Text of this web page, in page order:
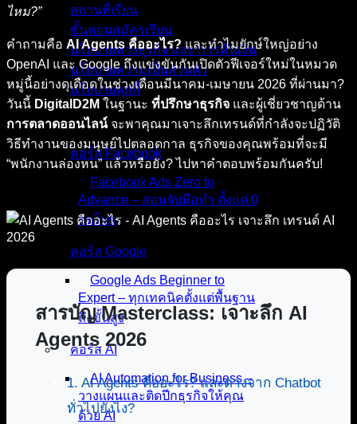
สถานที่เรียน
ขั้นตอนสมัครเรียน
นโยบายทางธุรกิจ และ การคืนเงิน
นโยบายความเป็นส่วนตัว
นโยบายคุกกี้
คอร์สทั้งหมด
คอร์ส Facebook
Facebook Ads Zero to
Advance – สอนจับมือทำ ตั้งแต่ 0
จนโปร
คอร์ส Google
Google Ads Beginner to
Expert – ทุกเทคนิคตั้งแต่พื้นฐาน
ถึงขั้นสูง
คอร์ส AI
AI Automation for Business –
วางแผนและติดปีกธุรกิจให้คุณ
ด้วย AI
ไหม?”
คำถามคือ AI Agents คืออะไร?และทำไมยักษ์ใหญ่อย่าง
OpenAI และ Google ถึงแข่งขันกันเปิดตัวฟีเจอร์ใหม่ในหมวด
หมู่นี้อย่างดุเดือดในช่วงเดือนมีนาคม-เมษายน 2026 ที่ผ่านมา?
วันนี้ DigitalD2M ในฐานะ ที่ปรึกษาธุรกิจ และผู้เชี่ยวชาญด้าน
การตลาดออนไลน์จะพาคุณมาเจาะลึกเทรนด์ที่กำลังจะปฏิวัติ
วิธีทำงานของมนุษย์ไปตลอดกาล ธุรกิจของคุณพร้อมที่จะมี
“พนักงานล่องหน” แล้วหรือยัง? ไปหาคำตอบพร้อมกันครับ!
สารบัญ Masterclass: เจาะลึก AI
Agents 2026
1. AI Agents คืออะไร? และต่างจาก Chatbot
ทั่วไปยังไง?